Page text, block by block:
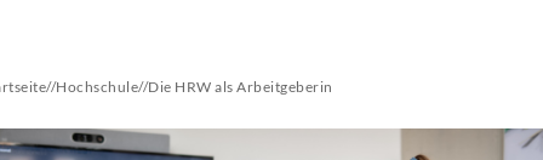
//Hochschule//Die HRW als Arbeitgeberin